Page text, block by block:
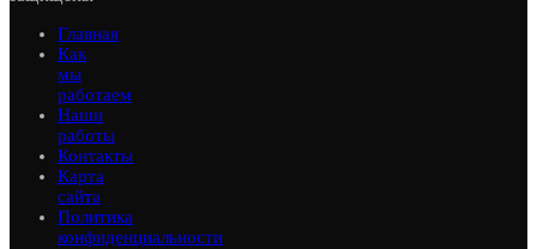
Главная
Как
мы
работаем
Наши
работы
Контакты
Карта
сайта
Политика
конфиденциальности